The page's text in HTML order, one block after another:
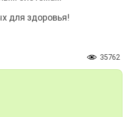
для здоровья!
35762